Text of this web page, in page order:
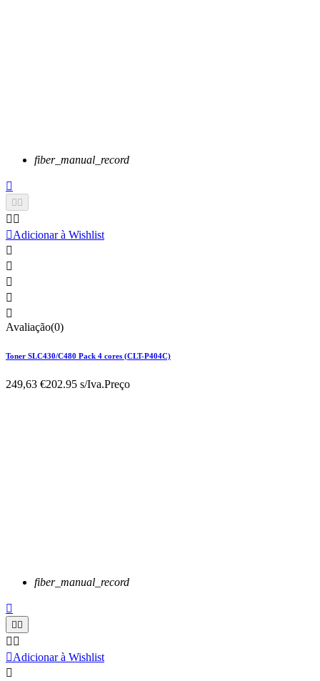
fiber_manual_record

 
 
Adicionar à Wishlist





Avaliação(0)
Toner SLC430/C480 Pack 4 cores (CLT-P404C)
249,63 €202.95 s/Iva.Preço
fiber_manual_record

 
 
Adicionar à Wishlist
